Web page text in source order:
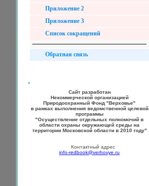
Приложение 2
Приложение 3
Список сокращений
Обратная связь
Сайт разработан
Некоммерческой организацией
Природоохранный Фонд "Верховье"
в рамках выполнения ведомственной целевой
программы
"Осуществление отдельных полномочий в
области охраны окружающей среды на
территории Московской области в 2010 году"
Контактный адрес
info-redbook@verhovye.ru